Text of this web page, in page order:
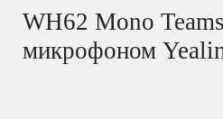
WH62 Mono
микрофоном